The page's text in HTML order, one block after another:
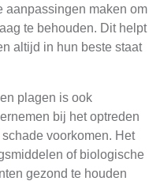
aanpassingen maken om
te behouden. Dit helpt
altijd in hun beste staat
plagen is ook
bij het optreden
voorkomen. Het
of biologische
gezond te houden